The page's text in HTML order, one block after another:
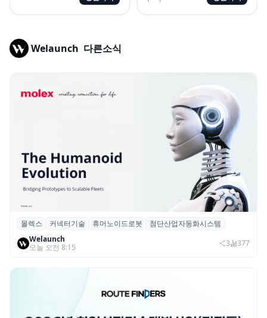
Welaunch 다른소식
몰렉스, 휴머노이드 로봇용 ‘MiniMix’ 하이
브리드 전원·신호 커넥터 공개
몰렉스 커넥터기술 휴머노이드로봇
첨단산업자동화시스템
Welaunch
오늘 오전 8:15
3 377